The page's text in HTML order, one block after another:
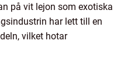
på vit lejon som exotiska
har lett till en
vilket hotar